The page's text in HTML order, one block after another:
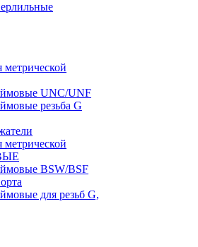
UNC/UNF
резьба G
BSW/BSF
для резьб G,